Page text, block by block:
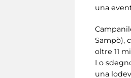
una
Sampò),
oltre 11
Lo
una